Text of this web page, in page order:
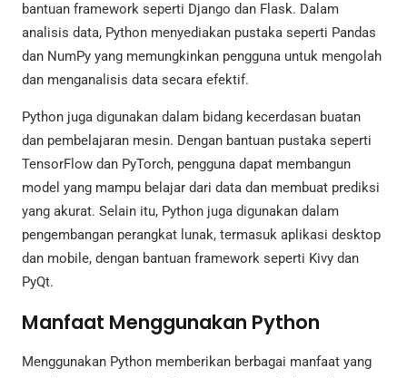
bantuan framework seperti Django dan Flask. Dalam
analisis data, Python menyediakan pustaka seperti Pandas
dan NumPy yang memungkinkan pengguna untuk mengolah
dan menganalisis data secara efektif.
Python juga digunakan dalam bidang kecerdasan buatan
dan pembelajaran mesin. Dengan bantuan pustaka seperti
TensorFlow dan PyTorch, pengguna dapat membangun
model yang mampu belajar dari data dan membuat prediksi
yang akurat. Selain itu, Python juga digunakan dalam
pengembangan perangkat lunak, termasuk aplikasi desktop
dan mobile, dengan bantuan framework seperti Kivy dan
PyQt.
Manfaat Menggunakan Python
Menggunakan Python memberikan berbagai manfaat yang